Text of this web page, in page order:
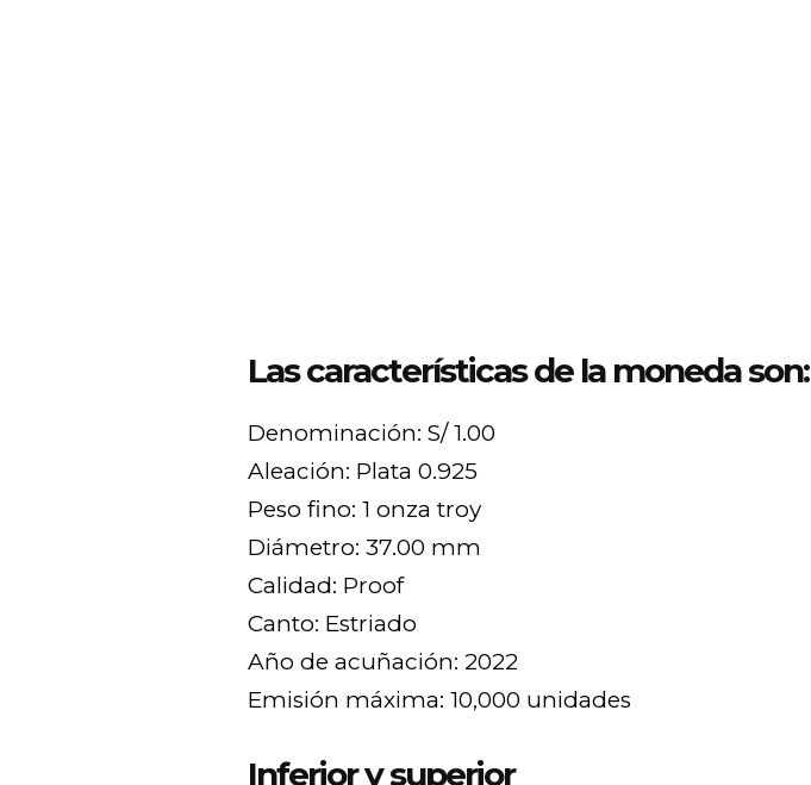
Las características de la moneda son:
Denominación: S/ 1.00
Aleación: Plata 0.925
Peso fino: 1 onza troy
Diámetro: 37.00 mm
Calidad: Proof
Canto: Estriado
Año de acuñación: 2022
Emisión máxima: 10,000 unidades
Inferior y superior